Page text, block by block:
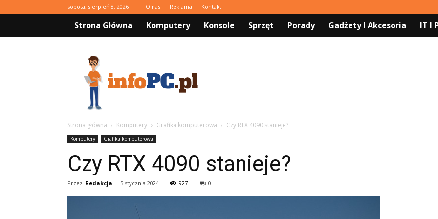
sobota, sierpień 8, 2026 O nas Reklama Kontakt
Strona Główna Komputery Konsole Sprzęt Porady Gadżety I Akcesoria IT I
infoPC.pl
Strona główna Komputery Grafika komputerowa Czy RTX 4090 stanieje?
Komputery Grafika komputerowa
Czy RTX 4090 stanieje?
Przez Redakcja - 5 stycznia 2024 927 0